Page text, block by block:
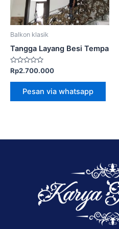
Balkon klasik
Tangga Layang Besi Tempa
Dinilai
0
dari
Rp2.700.000
Pesan via whatsapp